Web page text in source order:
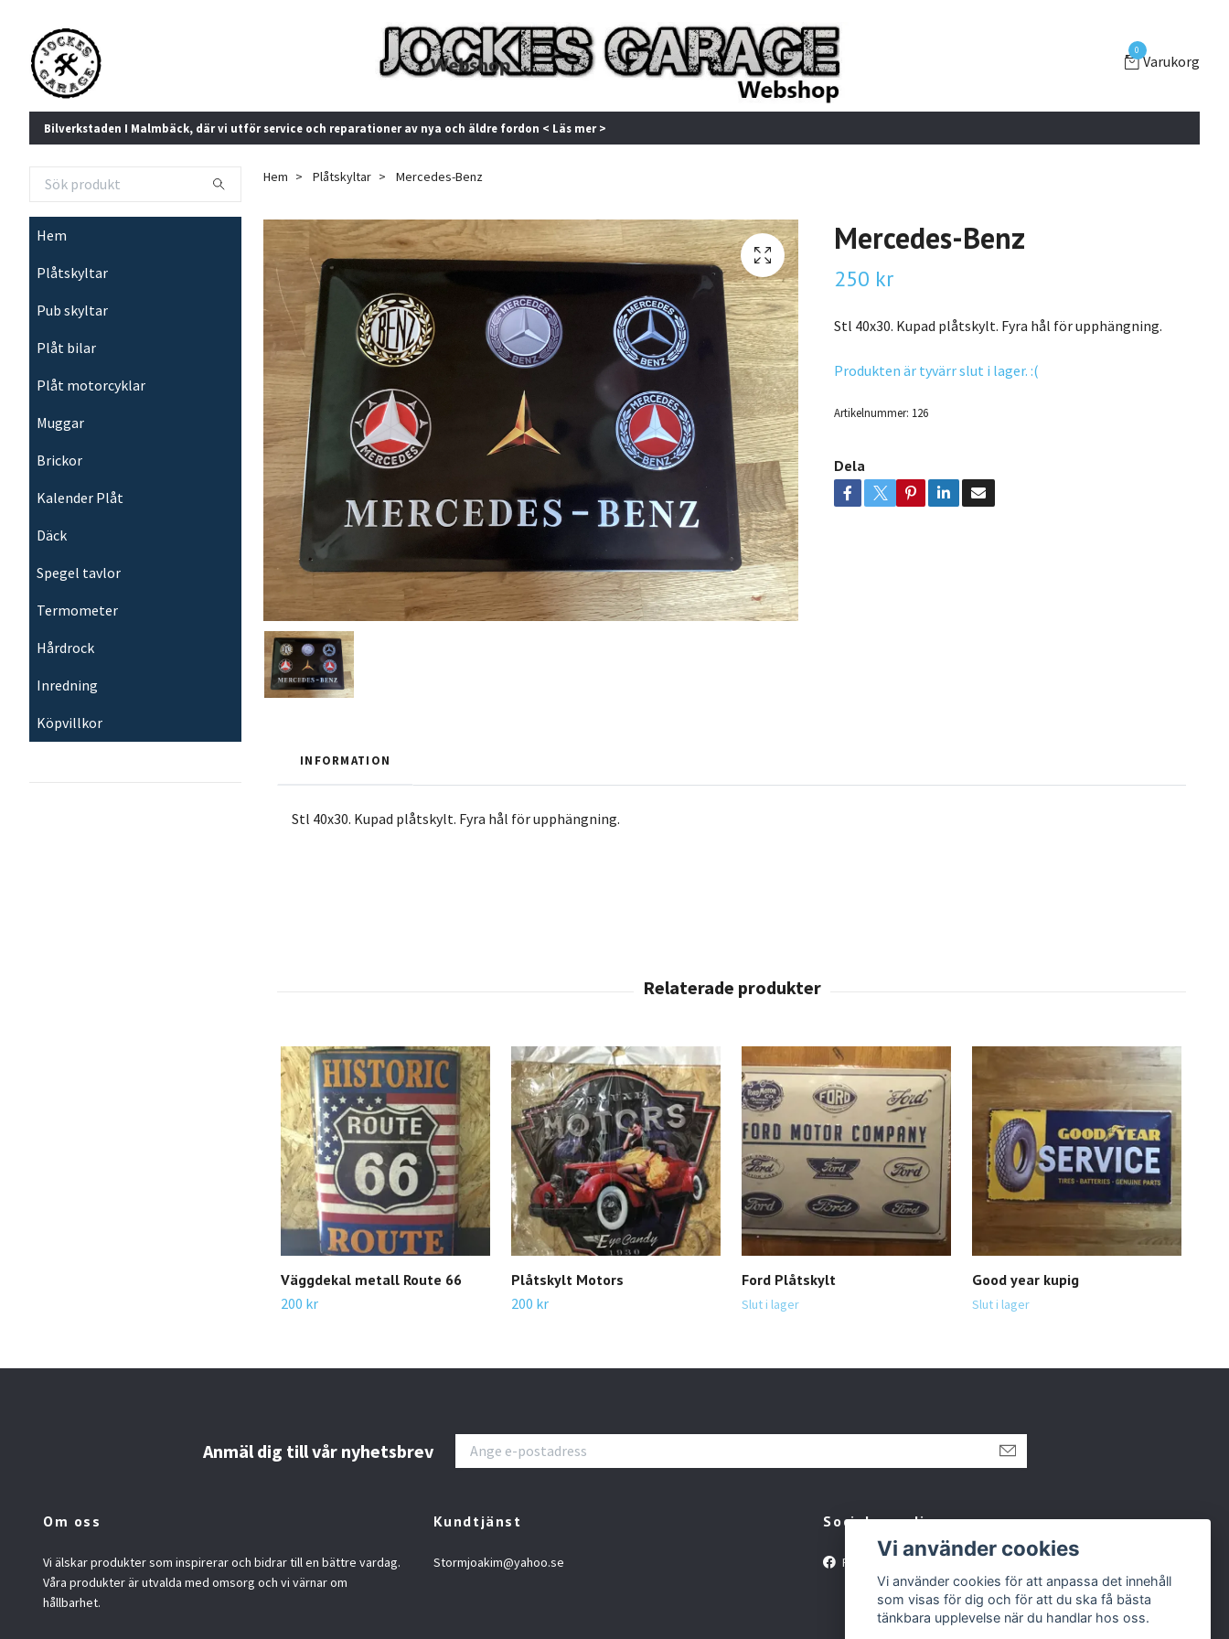
0
Varukorg
Bilverkstaden I Malmbäck, där vi utför service och reparationer av nya och äldre fordon < Läs mer >
Hem
Plåtskyltar
Pub skyltar
Plåt bilar
Plåt motorcyklar
Muggar
Brickor
Kalender Plåt
Däck
Spegel tavlor
Termometer
Hårdrock
Inredning
Köpvillkor
Hem Plåtskyltar Mercedes-Benz
Mercedes-Benz
250 kr
Stl 40x30. Kupad plåtskylt. Fyra hål för upphängning.
Produkten är tyvärr slut i lager. :(
Artikelnummer: 126
Dela
INFORMATION
Stl 40x30. Kupad plåtskylt. Fyra hål för upphängning.
Väggdekal metall Route 66
200 kr
Plåtskylt Motors
200 kr
Ford Plåtskylt
Slut i lager
Good year kupig
Slut i lager
Anmäl dig till vår nyhetsbrev
Om oss
Vi älskar produkter som inspirerar och bidrar till en bättre vardag.
Våra produkter är utvalda med omsorg och vi värnar om
hållbarhet.
Kundtjänst
Stormjoakim@yahoo.se
Sociala medier
Facebook
Vi använder cookies
Vi använder cookies för att anpassa det innehåll
som visas för dig och för att du ska få bästa
tänkbara upplevelse när du handlar hos oss.